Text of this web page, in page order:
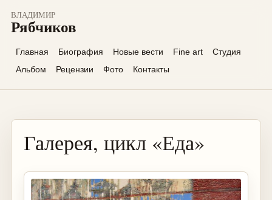
ВЛАДИМИР
Рябчиков
Главная Биография Новые вести Fine art
Студия
Альбом
Рецензии Фото Контакты
Галерея, цикл «Еда»